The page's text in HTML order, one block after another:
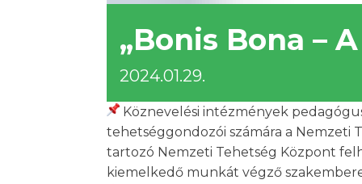
„Bonis Bona –
2024.01.29.
Köznevelési intézmények
tehetséggondozói számára a Nemzeti
tartozó Nemzeti Tehetség Központ
kiemelkedő munkát végző